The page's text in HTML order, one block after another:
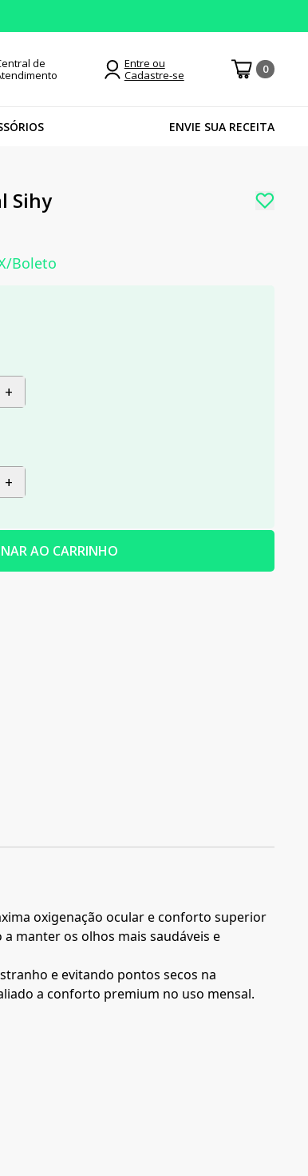
de
Entre ou
Cadastre-se
0
ENVIE SUA RECEITA
Sihy
Boleto
+
+
AO CARRINHO
oxigenação ocular e conforto superior
manter os olhos mais saudáveis e
e evitando pontos secos na
a conforto premium no uso mensal.